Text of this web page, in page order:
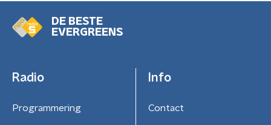
DE BESTE
EVERGREENS
Radio
Programmering
Info
Contact